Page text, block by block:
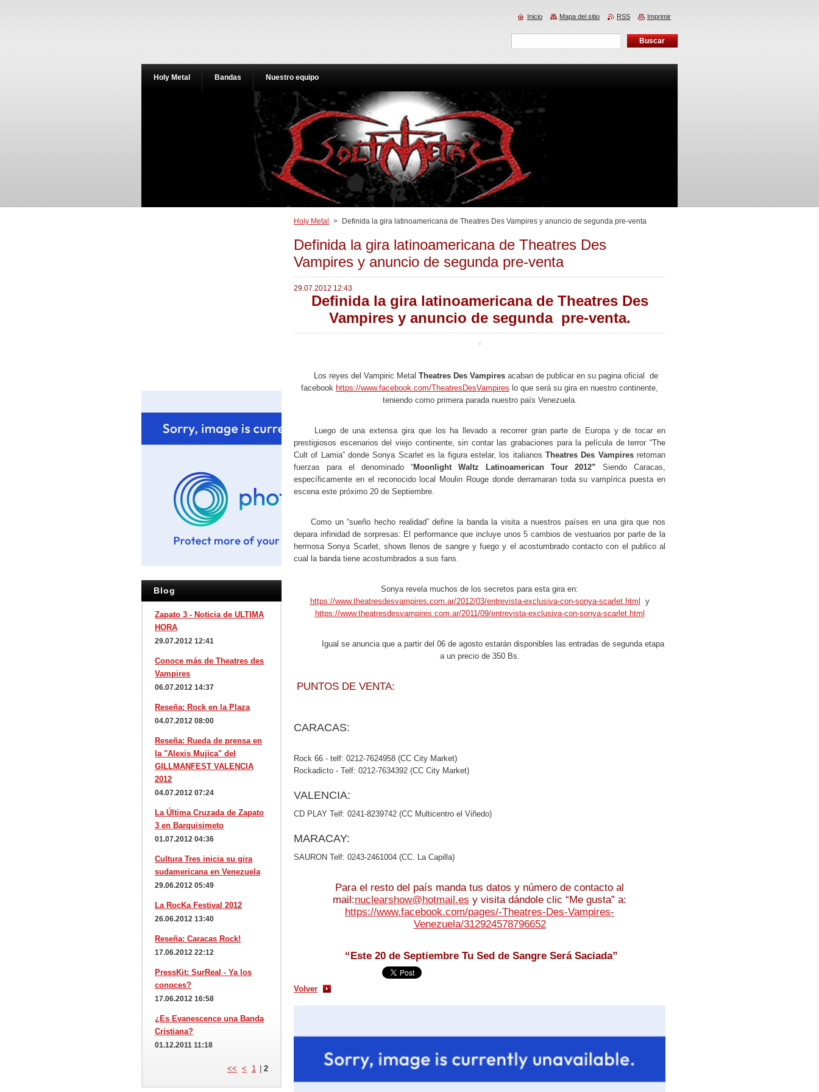
Holy Metal > Definida la gira latinoamericana de Theatres Des Vampires y anuncio de segunda pre-venta
Definida la gira latinoamericana de Theatres Des
Vampires y anuncio de segunda pre-venta
29.07.2012 12:43
Definida la gira latinoamericana de Theatres Des
Vampires y anuncio de segunda pre-venta.
Los reyes del Vampiric Metal Theatres Des Vampiresacaban de publicar en su pagina oficial de
facebook https://www.facebook.com/TheatresDesVampires lo que será su gira en nuestro continente,
teniendo como primera parada nuestro país Venezuela.
Luego de una extensa gira que los ha llevado a recorrer gran parte de Europa y de tocar en
prestigiosos escenarios del viejo continente, sin contar las grabaciones para la película de terror “The
Cult of Lamia” donde Sonya Scarlet es la figura estelar, los italianos Theatres Des Vampiresretoman
fuerzas para el denominado “Moonlight Waltz Latinoamerican Tour 2012” Siendo Caracas,
específicamente en el reconocido local Moulin Rouge donde derramaran toda su vampírica puesta en
escena este próximo 20 de Septiembre.
Como un “sueño hecho realidad” define la banda la visita a nuestros países en una gira que nos
depara infinidad de sorpresas: El performance que incluye unos 5 cambios de vestuarios por parte de la
hermosa Sonya Scarlet, shows llenos de sangre y fuego y el acostumbrado contacto con el publico al
cual la banda tiene acostumbrados a sus fans.
Sonya revela muchos de los secretos para esta gira en:
https://www.theatresdesvampires.com.ar/2012/03/entrevista-exclusiva-con-sonya-scarlet.html
y
https://www.theatresdesvampires.com.ar/2011/09/entrevista-exclusiva-con-sonya-scarlet.html
Igual se anuncia que a partir del 06 de agosto estarán disponibles las entradas de segunda etapa
a un precio de 350 Bs.
PUNTOS DE VENTA:
CARACAS:
Rock 66 - telf: 0212-7624958 (CC City Market)
Rockadicto - Telf: 0212-7634392 (CC City Market)
VALENCIA:
CD PLAY Telf: 0241-8239742 (CC Multicentro el Viñedo)
MARACAY:
SAURON Telf: 0243-2461004 (CC. La Capilla)
Para el resto del país manda tus datos y número de contacto al
mail:nuclearshow@hotmail.es y visita dándole clic “Me gusta” a:
https://www.facebook.com/pages/-Theatres-Des-Vampires-
Venezuela/312924578796652
“Este 20 de Septiembre Tu Sed de Sangre Será Saciada”
Volver
Blog
Zapato 3 - Noticia de ULTIMA
HORA
29.07.2012 12:41
Conoce más de Theatres des
Vampires
06.07.2012 14:37
Reseña: Rock en la Plaza
04.07.2012 08:00
Reseña: Rueda de prensa en
la "Alexis Mujica" del
GILLMANFEST VALENCIA
2012
04.07.2012 07:24
La Última Cruzada de Zapato
3 en Barquisimeto
01.07.2012 04:36
Cultura Tres inicia su gira
sudamericana en Venezuela
29.06.2012 05:49
La RocKa Festival 2012
26.06.2012 13:40
Reseña: Caracas Rock!
17.06.2012 22:12
PressKit: SurReal - Ya los
conoces?
17.06.2012 16:58
¿Es Evanescence una Banda
Cristiana?
01.12.2011 11:18
<< < 1 2
Holy Metal Bandas Nuestro equipo
Inicio Mapa del sitio RSS Imprimir